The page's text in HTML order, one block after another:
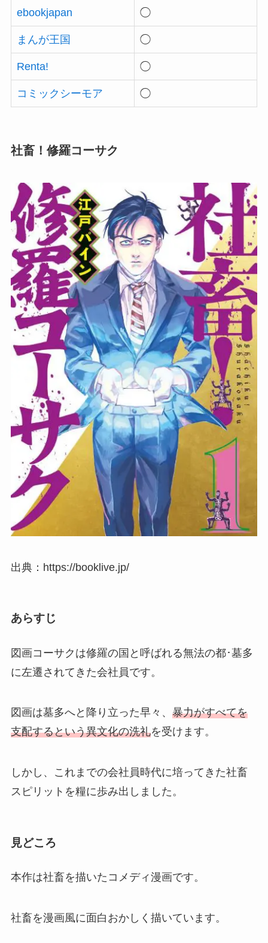
ebookjapan ◯
まんが王国 ◯
Renta! ◯
コミックシーモア ◯
社畜！修羅コーサク
出典：https://booklive.jp/
あらすじ
図画コーサクは修羅の国と呼ばれる無法の都･墓多
に左遷されてきた会社員です。
図画は墓多へと降り立った早々、 暴力がすべてを
支配するという異文化の洗礼を受けます。
しかし、これまでの会社員時代に培ってきた社畜
スピリットを糧に歩み出しました。
見どころ
本作は社畜を描いたコメディ漫画です。
社畜を漫画風に面白おかしく描いています。